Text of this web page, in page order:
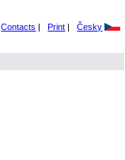
Contacts | Print | Česky